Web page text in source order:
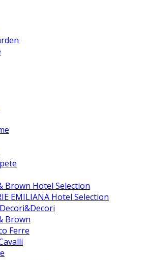
Brown Hotel Selection
EMILIANA Hotel Selection
Brown
Ferre